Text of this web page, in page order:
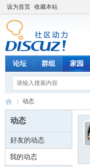
设为首页 收藏本站
论坛 群组 家园
数 ›
动态
动态
好友的动态
我的动态